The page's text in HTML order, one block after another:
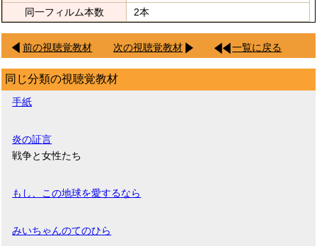
同一フィルム本数
2本
前の視聴覚教材 次の視聴覚教材 一覧に戻る
同じ分類の視聴覚教材
手紙
炎の証言
戦争と女性たち
もし、この地球を愛するなら
みいちゃんのてのひら